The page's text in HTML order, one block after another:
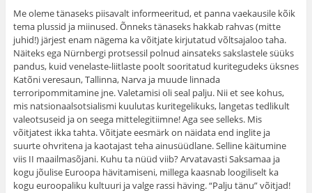
Me oleme tänaseks piisavalt informeeritud, et panna vaekausile kõik
tema plussid ja miinused. Õnneks tänaseks hakkab rahvas (mitte
juhid!) järjest enam nägema ka võitjate kirjutatud võltsajaloo taha.
Näiteks ega Nürnbergi protsessil polnud ainsateks sakslastele süüks
pandus, kuid venelaste-liitlaste poolt sooritatud kuritegudeks üksnes
Katõni veresaun, Tallinna, Narva ja muude linnada
terroripommitamine jne. Valetamisi oli seal palju. Nii et see kohus,
mis natsionaalsotsialismi kuulutas kuritegelikuks, langetas tedlikult
valeotsuseid ja on seega mittelegitiimne! Aga see selleks. Mis
võitjatest ikka tahta. Võitjate eesmärk on näidata end inglite ja
suurte ohvritena ja kaotajast teha ainusüüdlane. Selline käitumine
viis II maailmasõjani. Kuhu ta nüüd viib? Arvatavasti Saksamaa ja
kogu jõulise Euroopa hävitamiseni, millega kaasnab loogiliselt ka
kogu euroopaliku kultuuri ja valge rassi häving. “Palju tänu” võitjad!